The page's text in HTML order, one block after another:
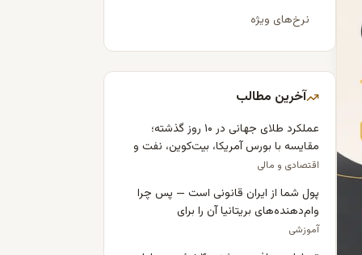
نرخ‌های ویژه
آخرین مطالب
عملکرد طلای جهانی در ۱۰ روز گذشته؛
مقایسه با بورس آمریکا، بیت‌کوین، نفت و
دلار
اقتصادی و مالی
پول شما از ایران قانونی است — پس چرا
وام‌دهنده‌های بریتانیا آن را برای
پیش‌پرداخت خانه قبول نمی‌کنند؟
آموزشی